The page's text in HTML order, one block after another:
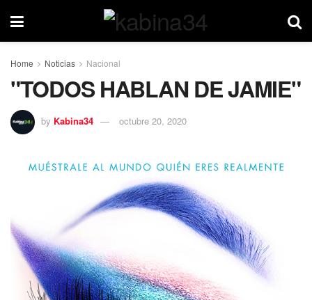
Home Noticias Nacional
"TODOS HABLAN DE JAMIE"
by Kabina34 octubre 20, 2020